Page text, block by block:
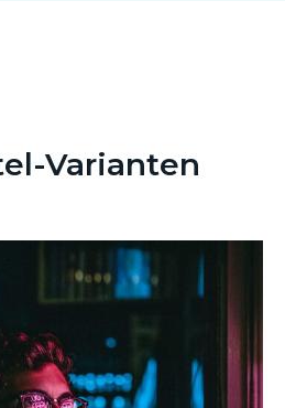
Varianten